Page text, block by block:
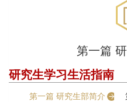
第一篇
研究生学习生活指南
第一篇 研究生部简介